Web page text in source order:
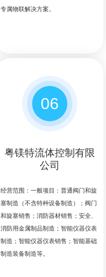
专属物联解决方案。
06
粤镁特流体控制有限
公司
经营范围：一般项目：普通阀门和旋
塞制造（不含特种设备制造）；阀门
和旋塞销售；消防器材销售；安全、
消防用金属制品制造；智能仪器仪表
制造；智能仪器仪表销售；智能基础
制造装备制造等。